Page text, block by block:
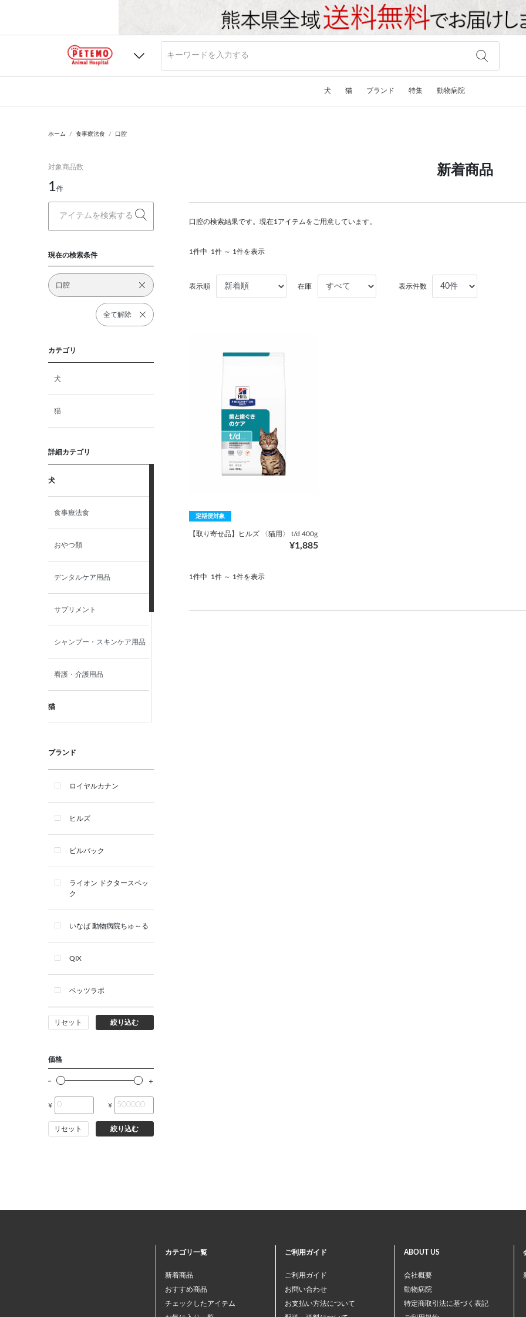
犬 猫 ブランド 特集 動物病院
ホーム 食事療法食 口腔
対象商品数
1件
現在の検索条件
口腔
全て解除
カテゴリ
犬
猫
詳細カテゴリ
犬
食事療法食
おやつ類
デンタルケア用品
サプリメント
シャンプー・スキンケア用品
看護・介護用品
猫
おやつ類
デンタルケア用品
サプリメント
シャンプー・スキンケア用品
ブランド
ロイヤルカナン
ヒルズ
ビルバック
ライオン ドクタースペッ
ク
いなば 動物病院ちゅ～る
QIX
ベッツラボ
リセット 絞り込む
価格
¥ ¥
リセット 絞り込む
新着商品
口腔の検索結果です。現在1アイテムをご用意しています。
1件中 1件 ～ 1件を表示
表示順 在庫 表示件数
定期便対象
【取り寄せ品】ヒルズ 〈猫用〉 t/d 400g
¥1,885
1件中 1件 ～ 1件を表示
カテゴリ一覧
新着商品
おすすめ商品
チェックしたアイテム
ご利用ガイド
ご利用ガイド
お問い合わせ
お支払い方法について
ABOUT US
会社概要
動物病院
特定商取引法に基づく表記